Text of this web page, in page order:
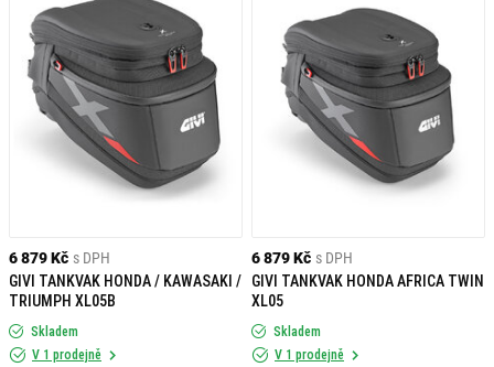
6 879 Kč s DPH
GIVI TANKVAK HONDA / KAWASAKI /
TRIUMPH XL05B
Skladem
V 1 prodejně
6 879 Kč s DPH
GIVI TANKVAK HONDA AFRICA TWIN
XL05
Skladem
V 1 prodejně